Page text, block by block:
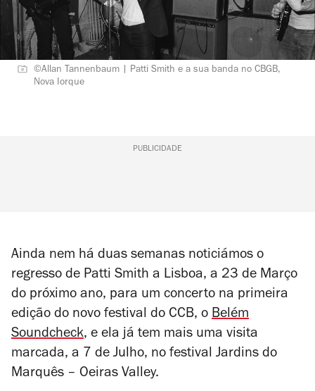
©Allan Tannenbaum | Patti Smith e a sua banda no CBGB,
Nova Iorque
PUBLICIDADE
Ainda nem há duas semanas noticiámos o
regresso de Patti Smith a Lisboa, a 23 de Março
do próximo ano, para um concerto na primeira
edição do novo festival do CCB, o Belém
Soundcheck, e ela já tem mais uma visita
marcada, a 7 de Julho, no festival Jardins do
Marquês – Oeiras Valley.